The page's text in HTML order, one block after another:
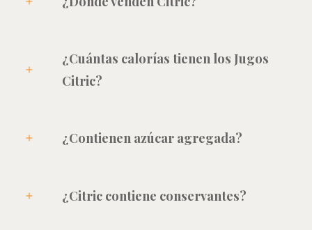
¿Cuántas calorías tienen los Jugos
Citric?
¿Contienen azúcar agregada?
¿Citric contiene conservantes?